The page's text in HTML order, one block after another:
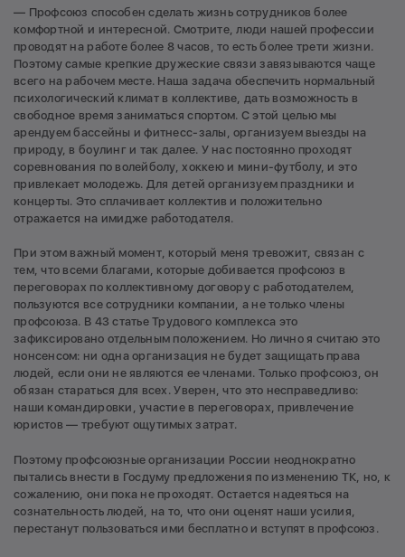
— Профсоюз способен сделать жизнь сотрудников более
комфортной и интересной. Смотрите, люди нашей профессии
проводят на работе более 8 часов, то есть более трети жизни.
Поэтому самые крепкие дружеские связи завязываются чаще
всего на рабочем месте. Наша задача обеспечить нормальный
психологический климат в коллективе, дать возможность в
свободное время заниматься спортом. С этой целью мы
арендуем бассейны и фитнесс-залы, организуем выезды на
природу, в боулинг и так далее. У нас постоянно проходят
соревнования по волейболу, хоккею и мини-футболу, и это
привлекает молодежь. Для детей организуем праздники и
концерты. Это сплачивает коллектив и положительно
отражается на имидже работодателя.
При этом важный момент, который меня тревожит, связан с
тем, что всеми благами, которые добивается профсоюз в
переговорах по коллективному договору с работодателем,
пользуются все сотрудники компании, а не только члены
профсоюза. В 43 статье Трудового комплекса это
зафиксировано отдельным положением. Но лично я считаю это
нонсенсом: ни одна организация не будет защищать права
людей, если они не являются ее членами. Только профсоюз, он
обязан стараться для всех. Уверен, что это несправедливо:
наши командировки, участие в переговорах, привлечение
юристов — требуют ощутимых затрат.
Поэтому профсоюзные организации России неоднократно
пытались внести в Госдуму предложения по изменению ТК, но, к
сожалению, они пока не проходят. Остается надеяться на
сознательность людей, на то, что они оценят наши усилия,
перестанут пользоваться ими бесплатно и вступят в профсоюз.